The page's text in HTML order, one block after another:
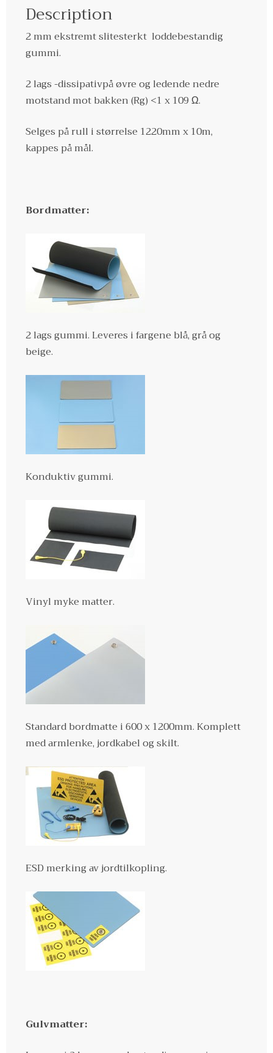
Description
2 mm ekstremt slitesterkt loddebestandig
gummi.
2 lags -dissipativpå øvre og ledende nedre
motstand mot bakken(Rg) <1 x 109 Ω.
Selges på rull i størrelse 1220mm x 10m,
kappes på mål.
Bordmatter:
2 lags gummi. Leveres i fargene blå, grå og
beige.
Konduktiv gummi.
Vinyl myke matter.
Standard bordmatte i 600 x 1200mm. Komplett
med armlenke, jordkabel og skilt.
ESD merking av jordtilkopling.
Gulvmatter: